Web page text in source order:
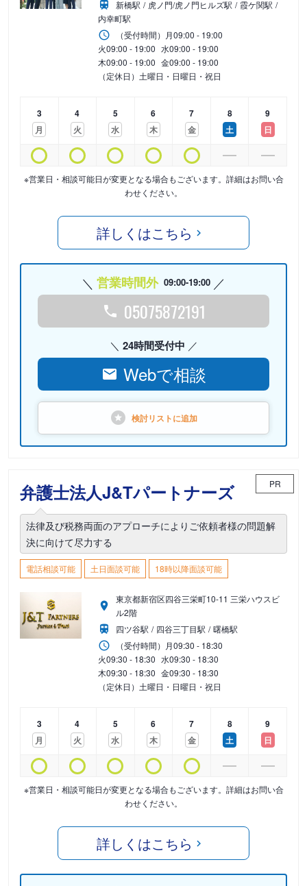
新橋駅 虎ノ門/虎ノ門ヒルズ駅
霞ケ関駅
内幸町駅
（受付時間） 月09:00 - 19:00
火09:00 - 19:00 水09:00 - 19:00
木09:00 - 19:00 金09:00 - 19:00
（定休日）土曜日・日曜日・祝日
3
月
4
火
5
水
6
木
7
金
8
土
9
日
※営業日・相談可能日が変更となる場合もございます。詳細はお問い合
わせください。
詳しくはこちら
営業時間外 09:00-19:00
05075872191
24時間受付中
Webで相談
検討リストに追加
弁護士法人J&Tパートナーズ PR
法律及び税務両面のアプローチによりご依頼者様の問題解
決に向けて尽力する
電話相談可能 土日面談可能 18時以降面談可能
東京都新宿区四谷三栄町10-11 三栄ハウスビ
ル2階
四ツ谷駅
四谷三丁目駅
曙橋駅
（受付時間） 月09:30 - 18:30
火09:30 - 18:30 水09:30 - 18:30
木09:30 - 18:30 金09:30 - 18:30
（定休日）土曜日・日曜日・祝日
3
月
4
火
5
水
6
木
7
金
8
土
9
日
※営業日・相談可能日が変更となる場合もございます。詳細はお問い合
わせください。
詳しくはこちら